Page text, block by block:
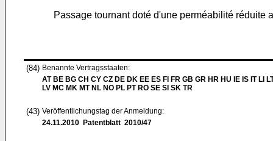
Passage tournant doté d'une perméabilité réduite
(84) Benannte Vertragsstaaten:
AT BE BG CH CY CZ DE DK EE ES FI FR GB GR HR HU IE IS IT LI
LV MC MK MT NL NO PL PT RO SE SI SK TR
(43) Veröffentlichungstag der Anmeldung:
24.11.2010 Patentblatt 2010/47